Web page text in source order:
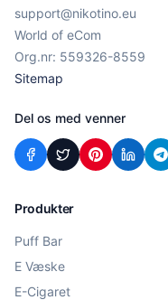
support@nikotino.eu
World of eCom
Org.nr: 559326-8559
Sitemap
Del os med venner
Produkter
Puff Bar
E Væske
E-Cigaret